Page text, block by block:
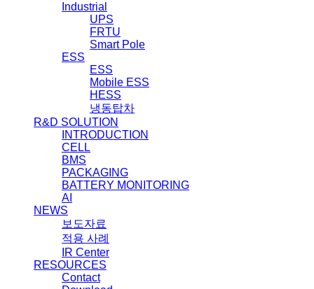
Industrial
UPS
FRTU
Smart Pole
ESS
ESS
Mobile ESS
HESS
냉동탑차
R&D SOLUTION
INTRODUCTION
CELL
BMS
PACKAGING
BATTERY MONITORING
AI
NEWS
보도자료
적용 사례
IR Center
RESOURCES
Contact